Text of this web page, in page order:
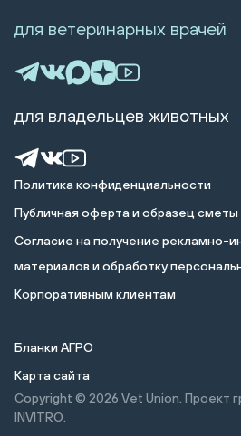
Политика конфиденциальности
Публичная оферта и образец сметы
Cогласие на получение рекламно-
материалов и обработку
Корпоративным клиентам
Бланки АГРО
Карта сайта
Copyright © 2026 Vet Union. Проект
INVITRO.
для ветеринарных врачей
для владельцев животных